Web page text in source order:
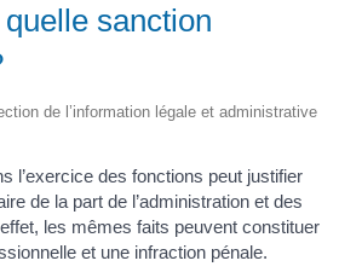
sanction
de l’information légale et administrative
l’exercice des fonctions peut justifier
de la part de l’administration et des
les mêmes faits peuvent constituer
et une infraction pénale.